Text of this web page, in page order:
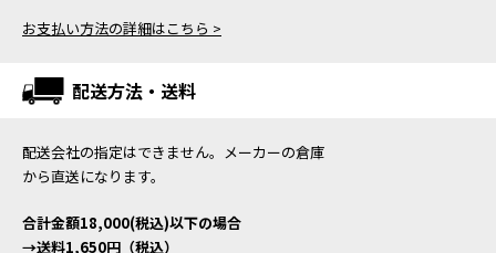
お支払い方法の詳細はこちら >
配送方法・送料
配送会社の指定はできません。メーカーの倉庫
から直送になります。
合計金額18,000(税込)以下の場合
→送料1,650円（税込）